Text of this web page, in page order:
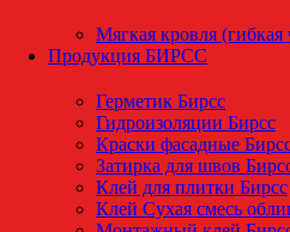
Мягкая кровля
Продукция БИРСС
Герметик Бирсс
Гидроизоляции Бирсс
Краски фасадные
Затирка для швов
Клей для плитки Бирсс
Клей Сухая смесь